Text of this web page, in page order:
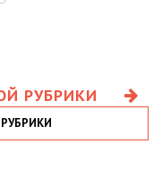
РУБРИКИ